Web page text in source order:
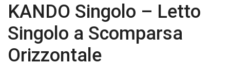
KANDO Singolo – Letto
Singolo a Scomparsa
Orizzontale